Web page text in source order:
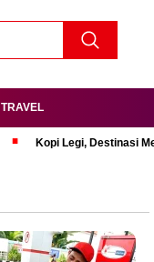
TRAVEL
Kopi Legi, Destinasi